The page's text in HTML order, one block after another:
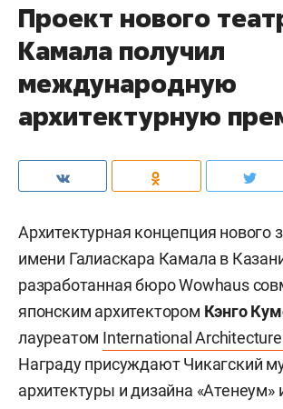
Проект нового
Камала получил
международную
архитектурную
Архитектурная концепция нового
имени Галиаскара Камала в
разработанная бюро Wowhaus
японским архитектором Кэнго
лауреатом International
Награду присуждают Чикагский
архитектуры и дизайна «Атенеум»